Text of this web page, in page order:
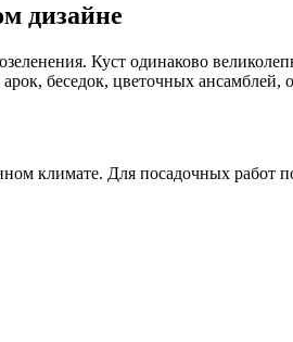
дизайне
Куст одинаково
беседок, цветочных ансамблей,
климате. Для посадочных работ